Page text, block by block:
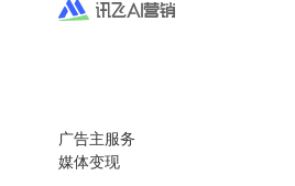
广告主服务
媒体变现